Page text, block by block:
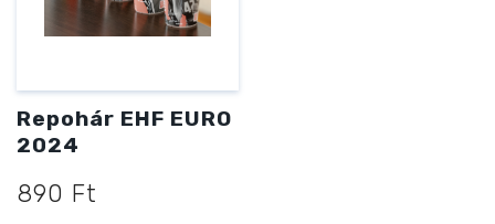
Repohár EHF EURO
2024
890 Ft